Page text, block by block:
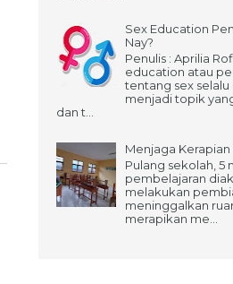
Sex Education
Nay?
Penulis : Aprilia
education atau
tentang sex
menjadi topik
dan t...
Menjaga Kerapian
Pulang sekolah, 5
pembelajaran
melakukan
meninggalkan
merapikan me...